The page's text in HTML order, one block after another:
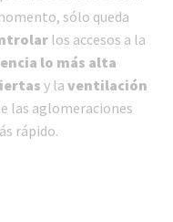
sólo queda
los accesos a la
lo más alta
y la ventilación
las aglomeraciones
rápido.